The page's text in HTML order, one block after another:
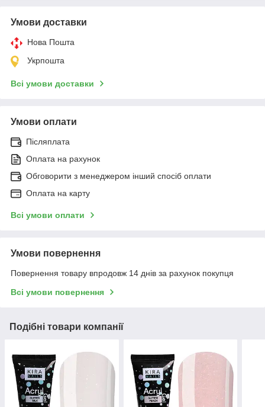
Умови доставки
Нова Пошта
Укрпошта
Всі умови доставки
Умови оплати
Післяплата
Оплата на рахунок
Обговорити з менеджером інший спосіб оплати
Оплата на карту
Всі умови оплати
Умови повернення
Повернення товару впродовж 14 днів за рахунок покупця
Всі умови повернення
Подібні товари компанії